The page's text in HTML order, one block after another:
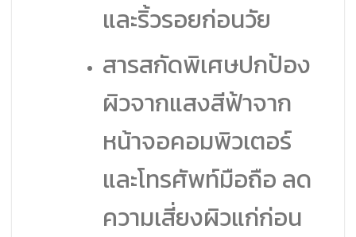
และริ้วรอยก่อนวัย
สารสกัดพิเศษปกป้อง
ผิวจากแสงสีฟ้าจาก
หน้าจอคอมพิวเตอร์
และโทรศัพท์มือถือ ลด
ความเสี่ยงผิวแก่ก่อน